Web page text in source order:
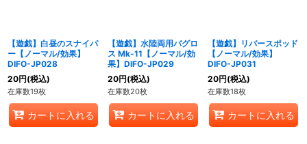
【遊戯】白昼のスナイパ
ー【ノーマル/効果】
DIFO-JP028
20円(税込)
在庫数19枚
カートに入れる
【遊戯】水陸両用バグロ
ス Mk-11【ノーマル/効
果】DIFO-JP029
20円(税込)
在庫数20枚
カートに入れる
【遊戯】リバースポッド
【ノーマル/効果】
DIFO-JP031
20円(税込)
在庫数18枚
カートに入れる